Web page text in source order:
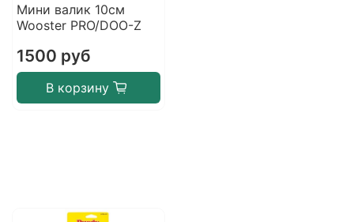
Мини валик 10см
Wooster PRO/DOO-Z
1500 руб
В корзину